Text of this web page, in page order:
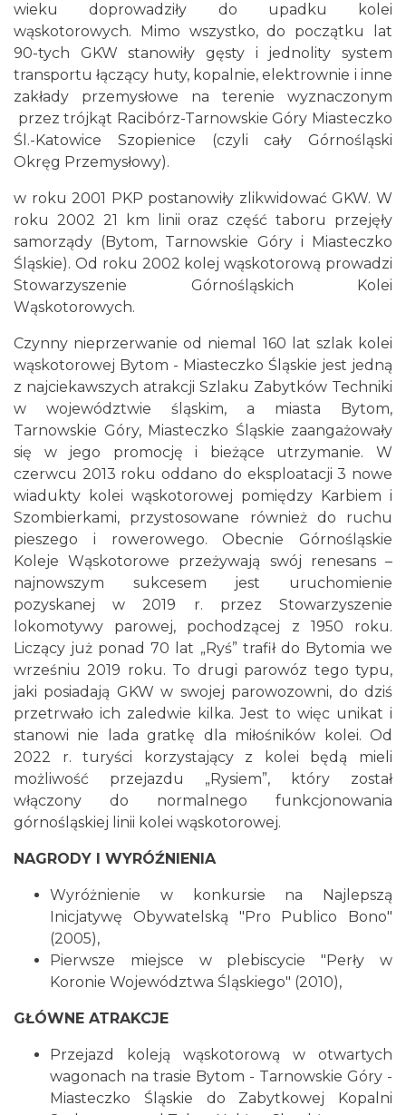
wieku doprowadziły do upadku kolei
wąskotorowych. Mimo wszystko, do początku lat
90-tych GKW stanowiły gęsty i jednolity system
transportu łączący huty, kopalnie, elektrownie i inne
zakłady przemysłowe na terenie wyznaczonym
przez trójkąt Racibórz-Tarnowskie Góry Miasteczko
Śl.-Katowice Szopienice (czyli cały Górnośląski
Okręg Przemysłowy).
w roku 2001 PKP postanowiły zlikwidować GKW. W
roku 2002 21 km linii oraz część taboru przejęły
samorządy (Bytom, Tarnowskie Góry i Miasteczko
Śląskie). Od roku 2002 kolej wąskotorową prowadzi
Stowarzyszenie Górnośląskich Kolei
Wąskotorowych.
Czynny nieprzerwanie od niemal 160 lat szlak kolei
wąskotorowej Bytom - Miasteczko Śląskie jest jedną
z najciekawszych atrakcji Szlaku Zabytków Techniki
w województwie śląskim, a miasta Bytom,
Tarnowskie Góry, Miasteczko Śląskie zaangażowały
się w jego promocję i bieżące utrzymanie. W
czerwcu 2013 roku oddano do eksploatacji 3 nowe
wiadukty kolei wąskotorowej pomiędzy Karbiem i
Szombierkami, przystosowane również do ruchu
pieszego i rowerowego. Obecnie Górnośląskie
Koleje Wąskotorowe przeżywają swój renesans –
najnowszym sukcesem jest uruchomienie
pozyskanej w 2019 r. przez Stowarzyszenie
lokomotywy parowej, pochodzącej z 1950 roku.
Liczący już ponad 70 lat „Ryś” trafił do Bytomia we
wrześniu 2019 roku. To drugi parowóz tego typu,
jaki posiadają GKW w swojej parowozowni, do dziś
przetrwało ich zaledwie kilka. Jest to więc unikat i
stanowi nie lada gratkę dla miłośników kolei. Od
2022 r. turyści korzystający z kolei będą mieli
możliwość przejazdu „Rysiem”, który został
włączony do normalnego funkcjonowania
górnośląskiej linii kolei wąskotorowej.
NAGRODY I WYRÓŹNIENIA
Wyróżnienie w konkursie na Najlepszą
Inicjatywę Obywatelską "Pro Publico Bono"
(2005),
Pierwsze miejsce w plebiscycie "Perły w
Koronie Województwa Śląskiego" (2010),
GŁÓWNE ATRAKCJE
Przejazd koleją wąskotorową w otwartych
wagonach na trasie Bytom - Tarnowskie Góry -
Miasteczko Śląskie do Zabytkowej Kopalni